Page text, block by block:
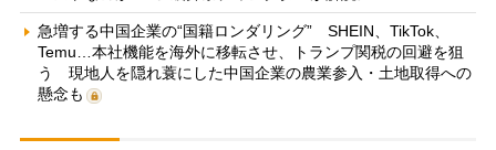
急増する中国企業の“国籍ロンダリング” SHEIN、TikTok、
Temu…本社機能を海外に移転させ、トランプ関税の回避を狙
う 現地人を隠れ蓑にした中国企業の農業参入・土地取得への
懸念も